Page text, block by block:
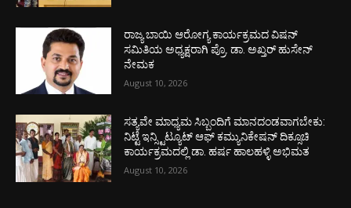
ರಾಜ್ಯ ಬಾಯಿ ಆರೋಗ್ಯ ಕಾರ್ಯಕ್ರಮದ ವಿಷನ್
ಸಮಿತಿಯ ಅಧ್ಯಕ್ಷರಾಗಿ ಪ್ರೊ. ಡಾ. ಅಖ್ತರ್ ಹುಸೇನ್
ನೇಮಕ
August 10, 2026
ಸತ್ಯವೇ ಮಾಧ್ಯಮ ಸಿಬ್ಬಂದಿಗೆ ಮಾನದಂಡವಾಗಬೇಕು:
ನಿಟ್ಟೆ ಇನ್ಸ್ಟಿಟ್ಯೂಟ್ ಆಫ್ ಕಮ್ಯುನಿಕೇಷನ್ ದಿಕ್ಸೂಚಿ
ಕಾರ್ಯಕ್ರಮದಲ್ಲಿ ಡಾ. ಹರ್ಷ ಹಾಲಹಳ್ಳಿ ಅಭಿಮತ
August 10, 2026